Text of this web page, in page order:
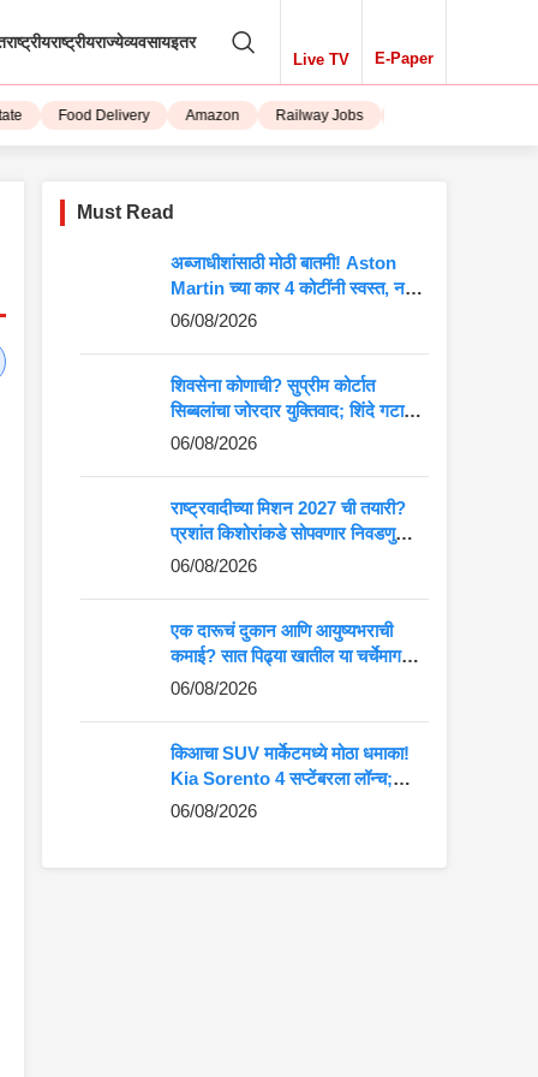
राष्ट्रीयराज्येव्यवसायइतर
Live TV E-Paper
Food Delivery Amazon Railway Jobs iPhone 15
Must Read
अब्जाधीशांसाठी मोठी बातमी! Aston
Martin च्या कार 4 कोटींनी स्वस्त, नवीन
किंमत पाहून बसेल धक्का
06/08/2026
शिवसेना कोणाची? सुप्रीम कोर्टात
सिब्बलांचा जोरदार युक्तिवाद; शिंदे गटाच्या
अडचणी वाढणार?
06/08/2026
राष्ट्रवादीच्या मिशन 2027 ची तयारी?
प्रशांत किशोरांकडे सोपवणार निवडणुकीची
कमान?
06/08/2026
एक दारूचं दुकान आणि आयुष्यभराची
कमाई? सात पिढ्या खातील या चर्चेमागचं
खरं गणित जाणून घ्या
06/08/2026
किआचा SUV मार्केटमध्ये मोठा धमाका!
Kia Sorento 4 सप्टेंबरला लॉन्च;
Fortuner-Kodiaq ला देणार थेट
06/08/2026